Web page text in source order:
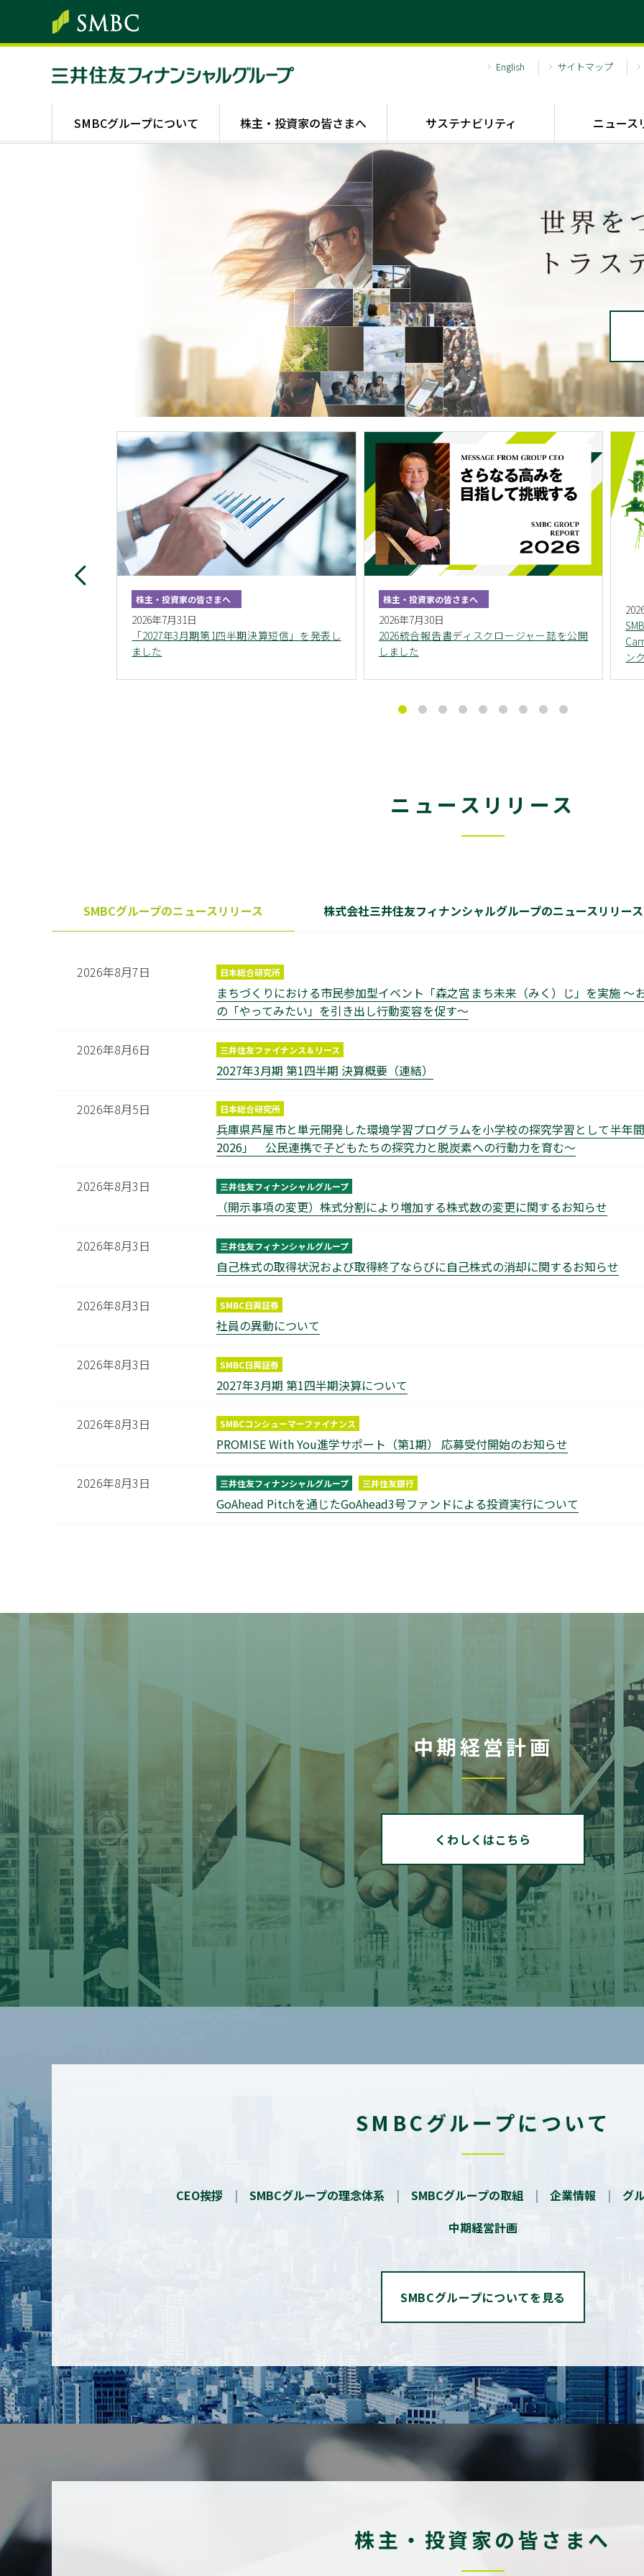
English サイトマップ
SMBCグループについて 株主・投資家の皆さまへ サステナビリティ ニュース
株主・投資家の皆さまへ
2026年7月31日
「2027年3月期第1四半期決算短信」を発表し
ました
株主・投資家の皆さまへ
2026年7月30日
2026統合報告書ディスクロージャー誌を公開
しました
ン
ニュースリリース
SMBCグループのニュースリリース 株式会社三井住友フィナンシャルグループのニュースリリース
2026年8月7日 日本総合研究所
まちづくりにおける市民参加型イベント「森之宮まち未来（みく）じ」を実施
の「やってみたい」を引き出し行動変容を促す～
2026年8月6日 三井住友ファイナンス＆リース
2027年3月期 第1四半期 決算概要（連結）
2026年8月5日 日本総合研究所
兵庫県芦屋市と単元開発した環境学習プログラムを小学校の探究学習として半年
2026」 公民連携で子どもたちの探究力と脱炭素への行動力を育む～
2026年8月3日 三井住友フィナンシャルグループ
（開示事項の変更）株式分割により増加する株式数の変更に関するお知らせ
2026年8月3日 三井住友フィナンシャルグループ
自己株式の取得状況および取得終了ならびに自己株式の消却に関するお知らせ
2026年8月3日 SMBC日興証券
社員の異動について
2026年8月3日 SMBC日興証券
2027年3月期 第1四半期決算について
2026年8月3日 SMBCコンシューマーファイナンス
PROMISE With You進学サポート（第1期） 応募受付開始のお知らせ
2026年8月3日 三井住友フィナンシャルグループ 三井住友銀行
GoAhead Pitchを通じたGoAhead3号ファンドによる投資実行について
中期経営計画
くわしくはこちら
SMBCグループについて
CEO挨拶 SMBCグループの理念体系 SMBCグループの取組 企業情報 グ
中期経営計画
SMBCグループについてを見る
株主・投資家の皆さまへ